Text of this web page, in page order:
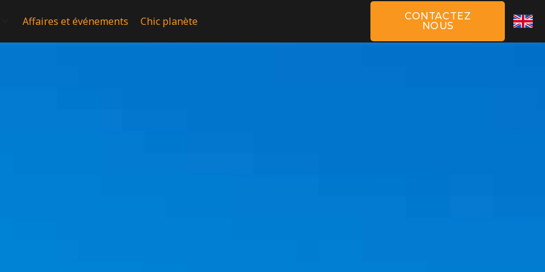
Affaires et événements Chic planète
CONTACTEZ
NOUS